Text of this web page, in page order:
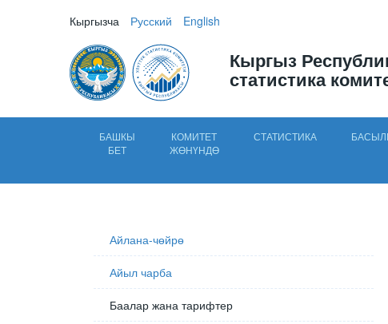
Кыргызча Русский English
Кыргыз
статистика
БАШКЫ
БЕТ
КОМИТЕТ
ЖӨНҮНДӨ
СТАТИСТИКА
Айлана-чөйрө
Айыл чарба
Баалар жана тарифтер